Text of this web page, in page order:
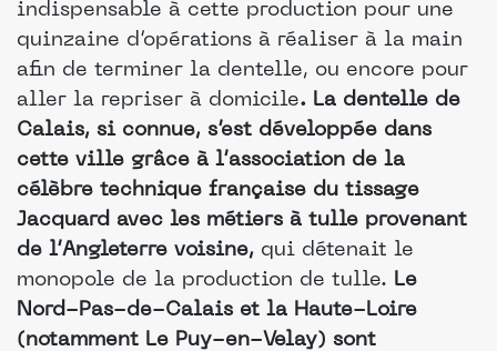
indispensable à cette production pour une
quinzaine d’opérations à réaliser à la main
afin de terminer la dentelle, ou encore pour
aller la repriser à domicile. La dentelle de
Calais, si connue, s’est développée dans
cette ville grâce à l’association de la
célèbre technique française du tissage
Jacquard avec les métiers à tulle provenant
de l’Angleterre voisine, qui détenait le
monopole de la production de tulle. Le
Nord-Pas-de-Calais et la Haute-Loire
(notamment Le Puy-en-Velay) sont